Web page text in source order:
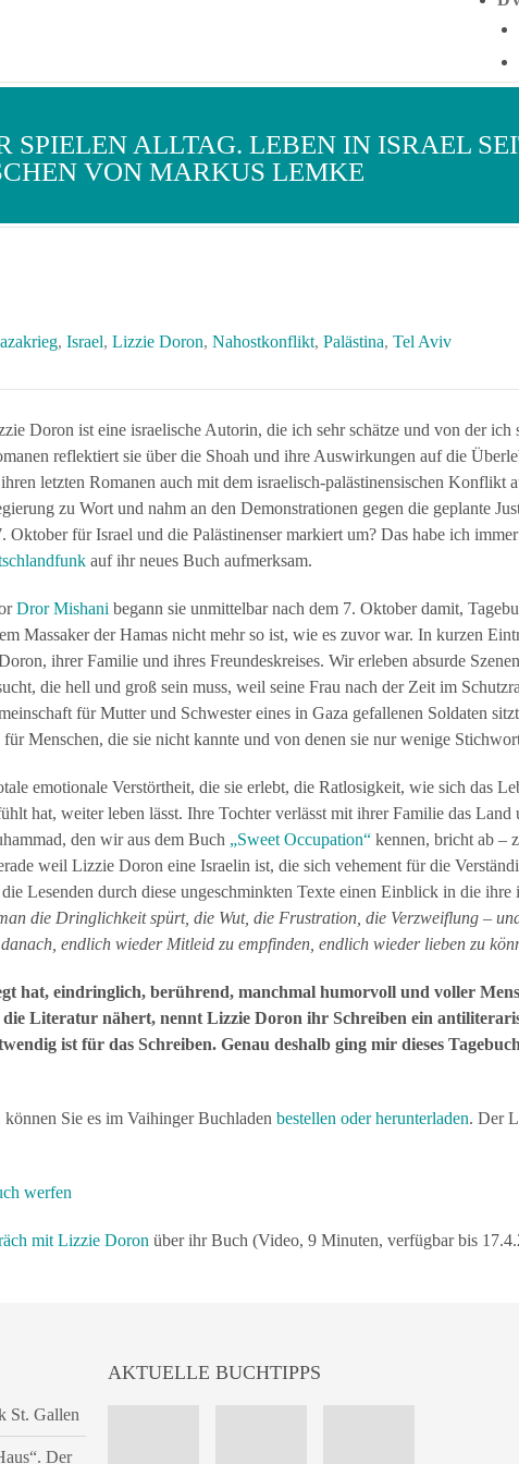
SPIELEN ALLTAG. LEBEN IN ISRAEL
VON MARKUS LEMKE
, Israel, Lizzie Doron, Nahostkonflikt, Palästina, Tel Aviv
Doron ist eine israelische Autorin, die ich sehr schätze und von der ich
reflektiert sie über die Shoah und ihre Auswirkungen auf die
letzten Romanen auch mit dem israelisch-palästinensischen Konflikt
zu Wort und nahm an den Demonstrationen gegen die geplante
Oktober für Israel und die Palästinenser markiert um? Das habe ich
auf ihr neues Buch aufmerksam.
Dror Mishani begann sie unmittelbar nach dem 7. Oktober damit,
Massaker der Hamas nicht mehr so ist, wie es zuvor war. In kurzen
ihrer Familie und ihres Freundeskreises. Wir erleben absurde
die hell und groß sein muss, weil seine Frau nach der Zeit im
für Mutter und Schwester eines in Gaza gefallenen Soldaten
Menschen, die sie nicht kannte und von denen sie nur wenige
emotionale Verstörtheit, die sie erlebt, die Ratlosigkeit, wie sich das
hat, weiter leben lässt. Ihre Tochter verlässt mit ihrer Familie das
den wir aus dem Buch „Sweet Occupation“ kennen, bricht ab –
weil Lizzie Doron eine Israelin ist, die sich vehement für die
Lesenden durch diese ungeschminkten Texte einen Einblick in die ihre
die Dringlichkeit spürt, die Wut, die Frustration, die Verzweiflung –
endlich wieder Mitleid zu empfinden, endlich wieder lieben zu
hat, eindringlich, berührend, manchmal humorvoll und voller
Literatur nähert, nennt Lizzie Doron ihr Schreiben ein
ist für das Schreiben. Genau deshalb ging mir dieses
Sie es im Vaihinger Buchladen bestellen oder herunterladen. Der
werfen
mit Lizzie Doron über ihr Buch (Video, 9 Minuten, verfügbar bis
St. Gallen
Der
AKTUELLE BUCHTIPPS